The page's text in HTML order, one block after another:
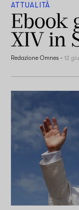
ATTUALITÀ
Ebook
XIV in
Redazione Omnes -12